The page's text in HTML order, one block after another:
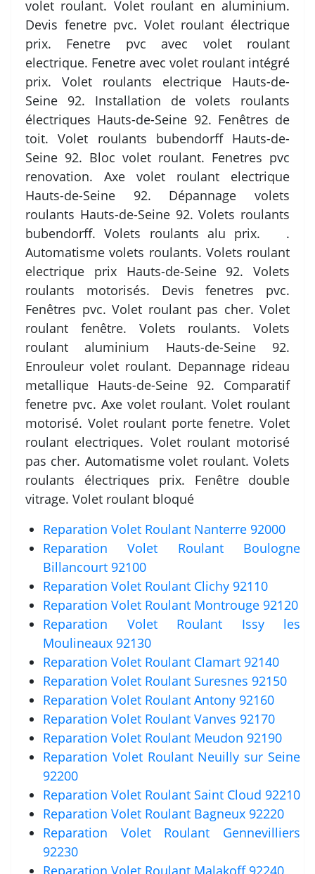
volet roulant. Volet roulant en aluminium.
Devis fenetre pvc. Volet roulant électrique
prix. Fenetre pvc avec volet roulant
electrique. Fenetre avec volet roulant intégré
prix. Volet roulants electrique Hauts-de-
Seine 92. Installation de volets roulants
électriques Hauts-de-Seine 92. Fenêtres de
toit. Volet roulants bubendorff Hauts-de-
Seine 92. Bloc volet roulant. Fenetres pvc
renovation. Axe volet roulant electrique
Hauts-de-Seine 92. Dépannage volets
roulants Hauts-de-Seine 92. Volets roulants
bubendorff. Volets roulants alu prix. .
Automatisme volets roulants. Volets roulant
electrique prix Hauts-de-Seine 92. Volets
roulants motorisés. Devis fenetres pvc.
Fenêtres pvc. Volet roulant pas cher. Volet
roulant fenêtre. Volets roulants. Volets
roulant aluminium Hauts-de-Seine 92.
Enrouleur volet roulant. Depannage rideau
metallique Hauts-de-Seine 92. Comparatif
fenetre pvc. Axe volet roulant. Volet roulant
motorisé. Volet roulant porte fenetre. Volet
roulant electriques. Volet roulant motorisé
pas cher. Automatisme volet roulant. Volets
roulants électriques prix. Fenêtre double
vitrage. Volet roulant bloqué
Reparation Volet Roulant Nanterre 92000
Reparation Volet Roulant Boulogne
Billancourt 92100
Reparation Volet Roulant Clichy 92110
Reparation Volet Roulant Montrouge 92120
Reparation Volet Roulant Issy les
Moulineaux 92130
Reparation Volet Roulant Clamart 92140
Reparation Volet Roulant Suresnes 92150
Reparation Volet Roulant Antony 92160
Reparation Volet Roulant Vanves 92170
Reparation Volet Roulant Meudon 92190
Reparation Volet Roulant Neuilly sur Seine
92200
Reparation Volet Roulant Saint Cloud 92210
Reparation Volet Roulant Bagneux 92220
Reparation Volet Roulant Gennevilliers
92230
Reparation Volet Roulant Malakoff 92240